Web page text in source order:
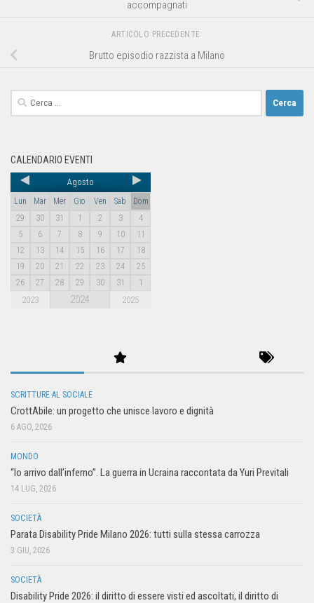
accompagnati
ARTICOLO PRECEDENTE
Brutto episodio razzista a Milano
CALENDARIO EVENTI
Agosto
Lun Mar Mer Gio Ven Sab
Dom
29
30 31 1 2 3
4
5
6 7 8 9 10
11
12
13 14 15 16 17
18
19
20 21 22 23 24
25
26
27 28 29 30 31 1
2023 2024 2025
SCRITTURE AL SOCIALE
CrottAbile: un progetto che unisce lavoro e dignità
6 AGO, 2026
MONDO
“Io arrivo dall’inferno”. La guerra in Ucraina raccontata da Yuri Previtali
14 LUG, 2026
SOCIETÀ
Parata Disability Pride Milano 2026: tutti sulla stessa carrozza
3 GIU, 2026
SOCIETÀ
Disability Pride 2026: il diritto di essere visti ed ascoltati, il diritto di